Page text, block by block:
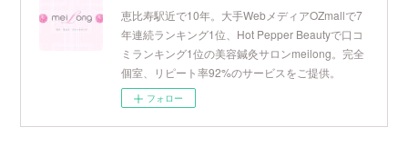
恵比寿駅近で10年。大手WebメディアOZmallで7
年連続ランキング1位、Hot Pepper Beautyで口コ
ミランキング1位の美容鍼灸サロンmeilong。完全
個室、リピート率92%のサービスをご提供。
フォロー